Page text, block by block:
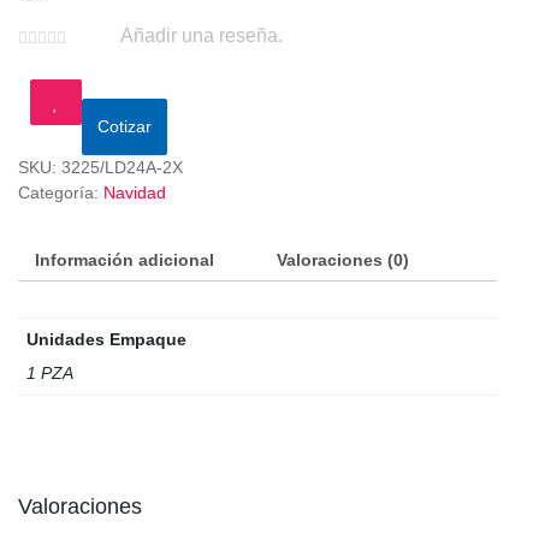
Añadir una reseña.
Cotizar
SKU: 3225/LD24A-2X
Categoría: Navidad
Información adicional Valoraciones (0)
Unidades Empaque
1 PZA
Valoraciones